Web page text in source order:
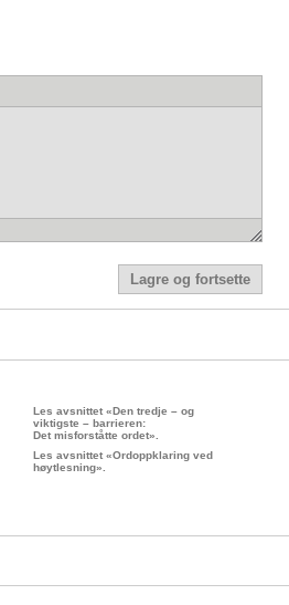
Les avsnittet «Den tredje – og
viktigste – barrieren:
Det misforståtte ordet».
Les avsnittet «Ordoppklaring ved
høytlesning».